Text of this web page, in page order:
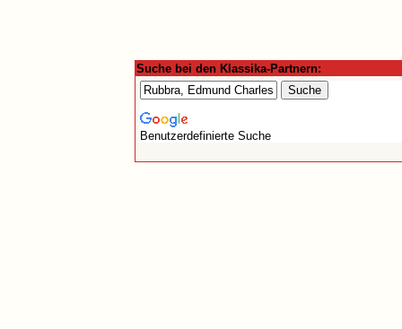
Suche bei den Klassika-Partnern:
Benutzerdefinierte Suche